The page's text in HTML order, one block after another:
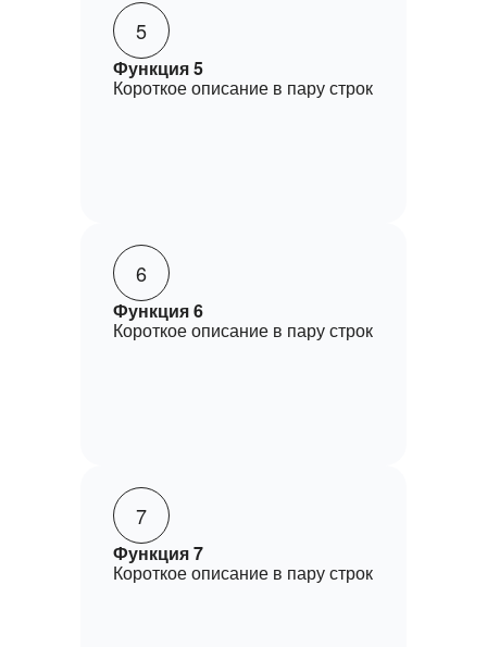
5
Функция 5
Короткое описание в пару строк
6
Функция 6
Короткое описание в пару строк
7
Функция 7
Короткое описание в пару строк